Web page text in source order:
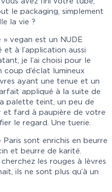
le packaging, simplement
la vie ?
» vegan est un NUDE
et à l’application aussi
je l’ai choisi pour le
d’éclat lumineux
ayant une tenue et un
appliqué à la suite de
palette teint, un peu de
et fard à paupière de votre
le regard. Une tuerie.
Paris sont enrichis en beurre
et beurre de karité.
les rouges à lèvres
ils ne sont plus qu’à un